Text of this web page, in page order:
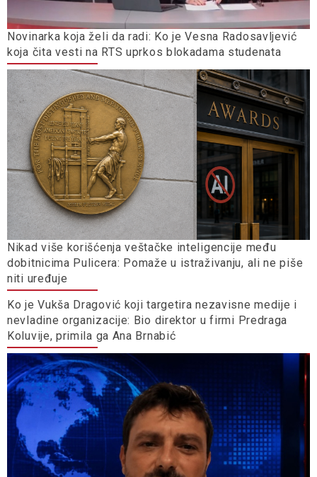
Novinarka koja želi da radi: Ko je Vesna Radosavljević
koja čita vesti na RTS uprkos blokadama studenata
Nikad više korišćenja veštačke inteligencije među
dobitnicima Pulicera: Pomaže u istraživanju, ali ne piše
niti uređuje
Ko je Vukša Dragović koji targetira nezavisne medije i
nevladine organizacije: Bio direktor u firmi Predraga
Koluvije, primila ga Ana Brnabić